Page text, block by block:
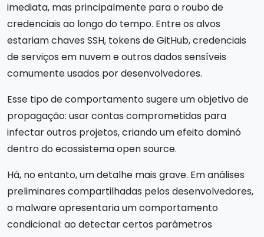
imediata, mas principalmente para o roubo de
credenciais ao longo do tempo. Entre os alvos
estariam chaves SSH, tokens de GitHub, credenciais
de serviços em nuvem e outros dados sensíveis
comumente usados por desenvolvedores.
Esse tipo de comportamento sugere um objetivo de
propagação: usar contas comprometidas para
infectar outros projetos, criando um efeito dominó
dentro do ecossistema open source.
Há, no entanto, um detalhe mais grave. Em análises
preliminares compartilhadas pelos desenvolvedores,
o malware apresentaria um comportamento
condicional: ao detectar certos parâmetros